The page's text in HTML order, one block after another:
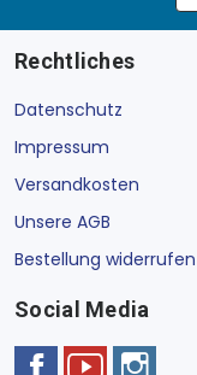
Rechtliches
Datenschutz
Impressum
Versandkosten
Unsere AGB
Bestellung widerrufen
Social Media